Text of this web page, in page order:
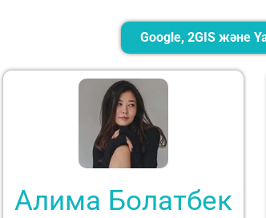
Google, 2GIS және
Алима Болатбек